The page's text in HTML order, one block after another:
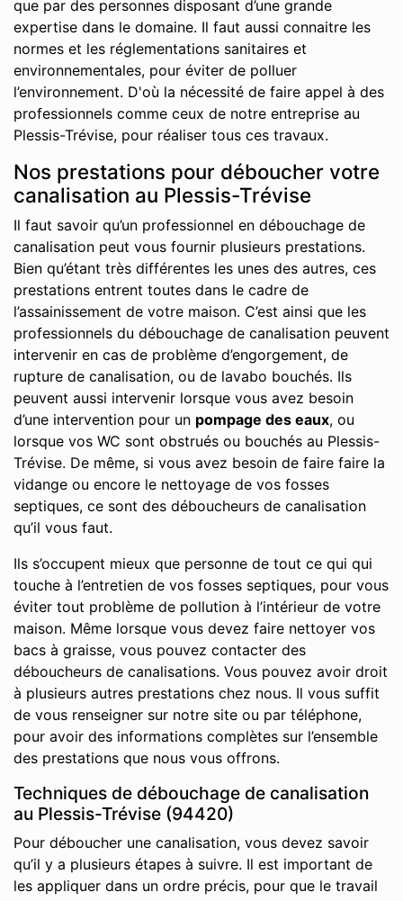
que par des personnes disposant d’une grande
expertise dans le domaine. Il faut aussi connaitre les
normes et les réglementations sanitaires et
environnementales, pour éviter de polluer
l’environnement. D'où la nécessité de faire appel à des
professionnels comme ceux de notre entreprise au
Plessis-Trévise, pour réaliser tous ces travaux.
Nos prestations pour déboucher votre
canalisation au Plessis-Trévise
Il faut savoir qu’un professionnel en débouchage de
canalisation peut vous fournir plusieurs prestations.
Bien qu’étant très différentes les unes des autres, ces
prestations entrent toutes dans le cadre de
l’assainissement de votre maison. C’est ainsi que les
professionnels du débouchage de canalisation peuvent
intervenir en cas de problème d’engorgement, de
rupture de canalisation, ou de lavabo bouchés. Ils
peuvent aussi intervenir lorsque vous avez besoin
d’une intervention pour un pompage des eaux, ou
lorsque vos WC sont obstrués ou bouchés au Plessis-
Trévise. De même, si vous avez besoin de faire faire la
vidange ou encore le nettoyage de vos fosses
septiques, ce sont des déboucheurs de canalisation
qu’il vous faut.
Ils s’occupent mieux que personne de tout ce qui qui
touche à l’entretien de vos fosses septiques, pour vous
éviter tout problème de pollution à l’intérieur de votre
maison. Même lorsque vous devez faire nettoyer vos
bacs à graisse, vous pouvez contacter des
déboucheurs de canalisations. Vous pouvez avoir droit
à plusieurs autres prestations chez nous. Il vous suffit
de vous renseigner sur notre site ou par téléphone,
pour avoir des informations complètes sur l’ensemble
des prestations que nous vous offrons.
Techniques de débouchage de canalisation
au Plessis-Trévise (94420)
Pour déboucher une canalisation, vous devez savoir
qu’il y a plusieurs étapes à suivre. Il est important de
les appliquer dans un ordre précis, pour que le travail